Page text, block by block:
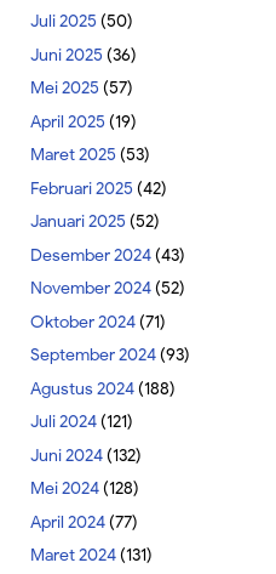
Juli 2025 (50)
Juni 2025 (36)
Mei 2025 (57)
April 2025 (19)
Maret 2025 (53)
Februari 2025 (42)
Januari 2025 (52)
Desember 2024(43)
November 2024(52)
Oktober 2024(71)
September 2024(93)
Agustus 2024(188)
Juli 2024(121)
Juni 2024(132)
Mei 2024(128)
April 2024(77)
Maret 2024(131)